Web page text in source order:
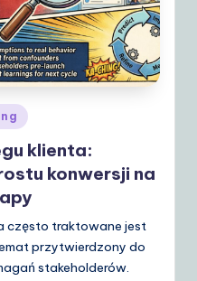
klienta:
konwersji na
często traktowane jest
przytwierdzony do
stakeholderów.